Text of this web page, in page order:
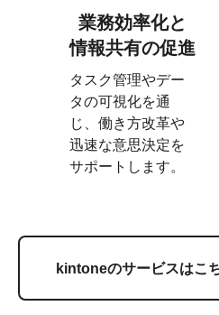
業務効率化と
情報共有の促進
タスク管理やデー
タの可視化を通
じ、働き方改革や
迅速な意思決定を
サポートします。
kintoneのサービスはこ